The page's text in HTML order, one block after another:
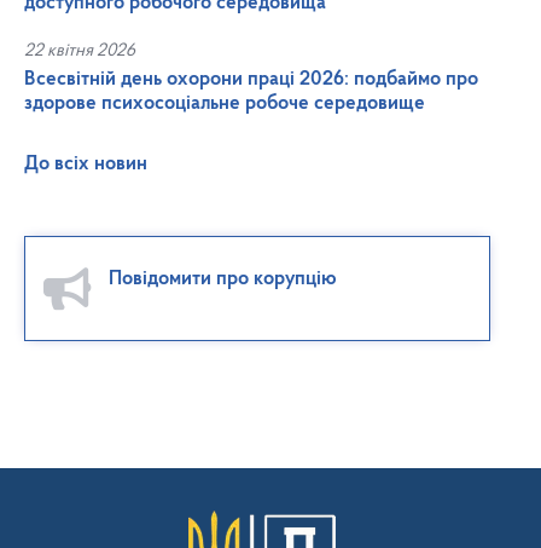
22 квітня 2026
Всесвітній день охорони праці 2026: подбаймо про
здорове психосоціальне робоче середовище
До всіх новин
Повідомити про корупцію